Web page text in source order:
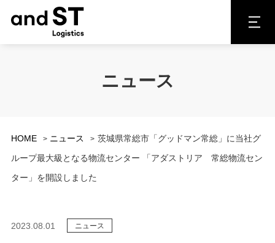
ニュース
HOME ニュース
茨城県常総市「グッドマン常総」に当社グ
ループ最大級となる物流センター 「アダストリア 常総物流セン
ター」を開設しました
2023.08.01 ニュース